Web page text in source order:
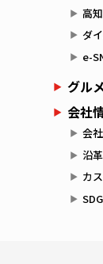
高
ダ
e-
グル
会社
会
沿革
カ